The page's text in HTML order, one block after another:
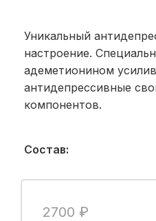
Уникальный
настроение.
адеметионином
антидепрессивные
компонентов.
Состав:
2700 ₽